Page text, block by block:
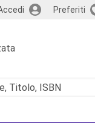
Preferiti